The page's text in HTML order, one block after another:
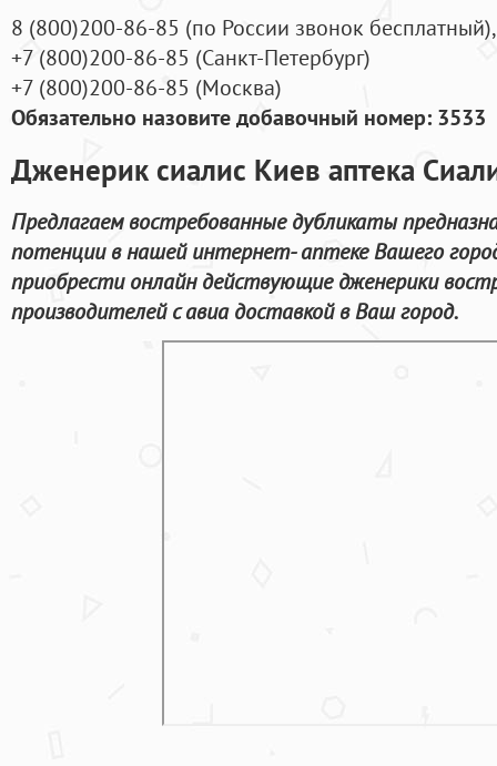
8 (800)200-86-85 (по России звонок бесплатный),
+7 (800)200-86-85 (Санкт-Петербург)
+7 (800)200-86-85 (Москва)
Обязательно назовите добавочный номер: 3533
Дженерик сиалис Киев аптека
Предлагаем востребованные дубликаты
потенции в нашей интернет- аптеке Вашего
приобрести онлайн действующие дженерики
производителей с авиа доставкой в Ваш город.